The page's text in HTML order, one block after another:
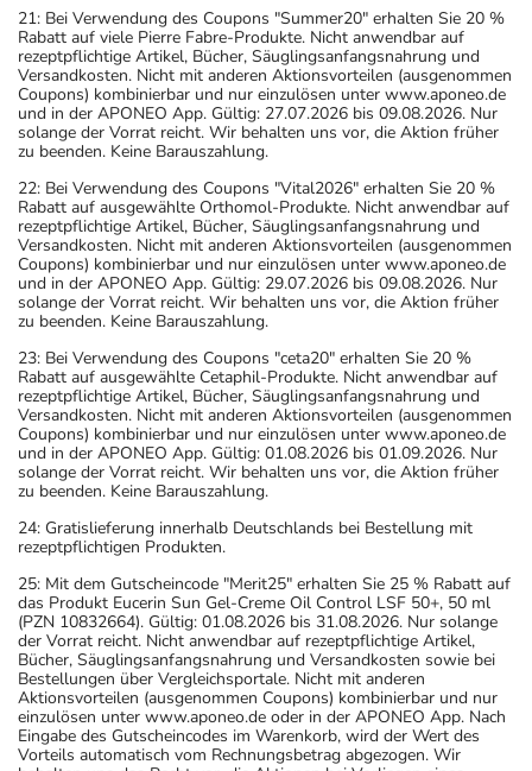
21: Bei Verwendung des Coupons "Summer20" erhalten Sie 20 %
Rabatt auf viele Pierre Fabre-Produkte. Nicht anwendbar auf
rezeptpflichtige Artikel, Bücher, Säuglingsanfangsnahrung und
Versandkosten. Nicht mit anderen Aktionsvorteilen (ausgenommen
Coupons) kombinierbar und nur einzulösen unter www.aponeo.de
und in der APONEO App. Gültig: 27.07.2026 bis 09.08.2026. Nur
solange der Vorrat reicht. Wir behalten uns vor, die Aktion früher
zu beenden. Keine Barauszahlung.
22: Bei Verwendung des Coupons "Vital2026" erhalten Sie 20 %
Rabatt auf ausgewählte Orthomol-Produkte. Nicht anwendbar auf
rezeptpflichtige Artikel, Bücher, Säuglingsanfangsnahrung und
Versandkosten. Nicht mit anderen Aktionsvorteilen (ausgenommen
Coupons) kombinierbar und nur einzulösen unter www.aponeo.de
und in der APONEO App. Gültig: 29.07.2026 bis 09.08.2026. Nur
solange der Vorrat reicht. Wir behalten uns vor, die Aktion früher
zu beenden. Keine Barauszahlung.
23: Bei Verwendung des Coupons "ceta20" erhalten Sie 20 %
Rabatt auf ausgewählte Cetaphil-Produkte. Nicht anwendbar auf
rezeptpflichtige Artikel, Bücher, Säuglingsanfangsnahrung und
Versandkosten. Nicht mit anderen Aktionsvorteilen (ausgenommen
Coupons) kombinierbar und nur einzulösen unter www.aponeo.de
und in der APONEO App. Gültig: 01.08.2026 bis 01.09.2026. Nur
solange der Vorrat reicht. Wir behalten uns vor, die Aktion früher
zu beenden. Keine Barauszahlung.
24: Gratislieferung innerhalb Deutschlands bei Bestellung mit
rezeptpflichtigen Produkten.
25: Mit dem Gutscheincode "Merit25" erhalten Sie 25 % Rabatt auf
das Produkt Eucerin Sun Gel-Creme Oil Control LSF 50+, 50 ml
(PZN 10832664). Gültig: 01.08.2026 bis 31.08.2026. Nur solange
der Vorrat reicht. Nicht anwendbar auf rezeptpflichtige Artikel,
Bücher, Säuglingsanfangsnahrung und Versandkosten sowie bei
Bestellungen über Vergleichsportale. Nicht mit anderen
Aktionsvorteilen (ausgenommen Coupons) kombinierbar und nur
einzulösen unter www.aponeo.de oder in der APONEO App. Nach
Eingabe des Gutscheincodes im Warenkorb, wird der Wert des
Vorteils automatisch vom Rechnungsbetrag abgezogen. Wir